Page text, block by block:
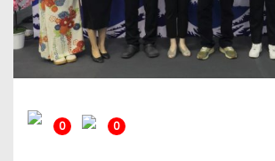
0 0